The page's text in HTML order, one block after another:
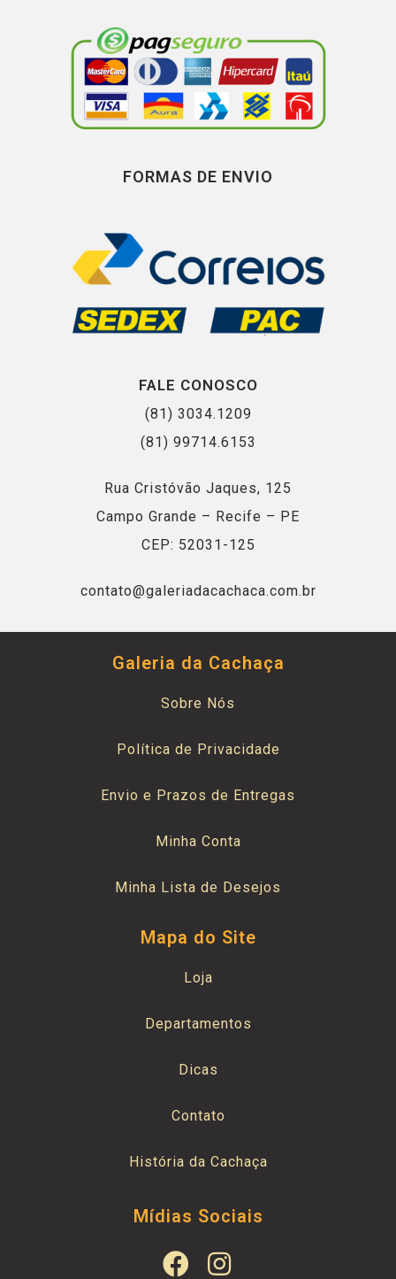
FORMAS DE ENVIO
FALE CONOSCO
(81) 3034.1209
(81) 99714.6153
Rua Cristóvão Jaques, 125
Campo Grande – Recife – PE
CEP: 52031-125
contato@galeriadacachaca.com.br
Galeria da Cachaça
Sobre Nós
Política de Privacidade
Envio e Prazos de Entregas
Minha Conta
Minha Lista de Desejos
Mapa do Site
Loja
Departamentos
Dicas
Contato
História da Cachaça
Mídias Sociais